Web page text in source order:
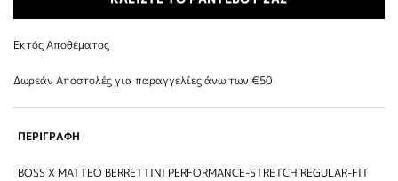
Εκτός Αποθέματος
Δωρεάν Αποστολές για παραγγελίες άνω των €50
ΠΕΡΙΓΡΑΦΗ
BOSS X MATTEO BERRETTINI PERFORMANCE-STRETCH REGULAR-FIT